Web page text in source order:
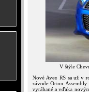
V štýle
Nové Aveo RS sa už v
závode Orion
vyrábané a vďaka